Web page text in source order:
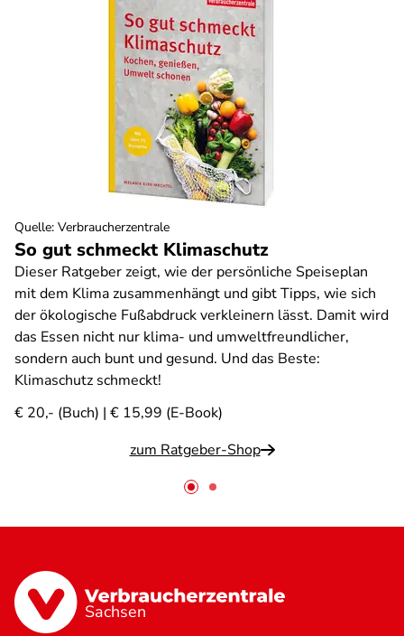
So gut schmeckt Klimaschutz
Dieser Ratgeber zeigt, wie der persönliche Speiseplan
mit dem Klima zusammenhängt und gibt Tipps, wie sich
der ökologische Fußabdruck verkleinern lässt. Damit wird
das Essen nicht nur klima- und umweltfreundlicher,
sondern auch bunt und gesund. Und das Beste:
Klimaschutz schmeckt!
€ 20,- (Buch) | € 15,99 (E-Book)
zum Ratgeber-Shop
Quelle: Verbraucherzentrale
Sachsen